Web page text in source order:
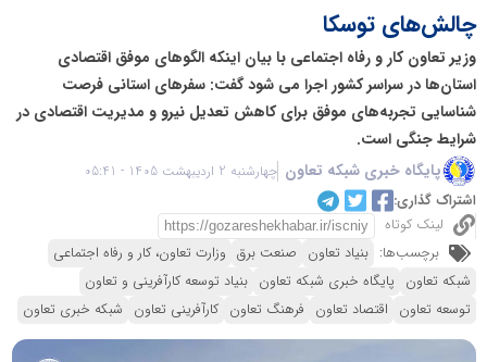
چالش‌های توسکا
وزیر تعاون کار و رفاه اجتماعی با بیان اینکه الگوهای موفق اقتصادی
استان‌ها در سراسر کشور اجرا می شود گفت: سفرهای استانی فرصت
شناسایی تجربه‌های موفق برای کاهش تعدیل نیرو و مدیریت اقتصادی در
شرایط جنگی است.
پایگاه خبری شبکه تعاون چهارشنبه 2 اردیبهشت 1405 - 05:41
اشتراک گذاری:
لینک کوتاه
برچسب‌ها: بنیاد تعاون صنعت برق وزارت تعاون، کار و رفاه اجتماعی
شبکه تعاون پایگاه خبری شبکه تعاون بنیاد توسعه کارآفرینی و تعاون
توسعه تعاون اقتصاد تعاون فرهنگ تعاون کارآفرینی تعاون شبکه خبری تعاون